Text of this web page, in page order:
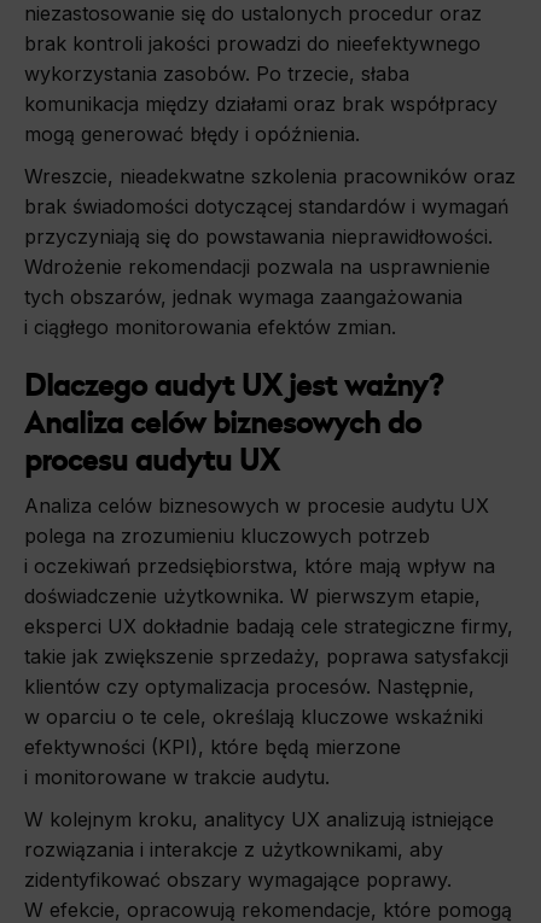
niezastosowanie się do ustalonych procedur oraz
brak kontroli jakości prowadzi do nieefektywnego
wykorzystania zasobów. Po trzecie, słaba
komunikacja między działami oraz brak współpracy
mogą generować błędy i opóźnienia.
Wreszcie, nieadekwatne szkolenia pracowników oraz
brak świadomości dotyczącej standardów i wymagań
przyczyniają się do powstawania nieprawidłowości.
Wdrożenie rekomendacji pozwala na usprawnienie
tych obszarów, jednak wymaga zaangażowania
i ciągłego monitorowania efektów zmian.
Dlaczego audyt UX jest ważny?
Analiza celów biznesowych do
procesu audytu UX
Analiza celów biznesowych w procesie audytu UX
polega na zrozumieniu kluczowych potrzeb
i oczekiwań przedsiębiorstwa, które mają wpływ na
doświadczenie użytkownika. W pierwszym etapie,
eksperci UX dokładnie badają cele strategiczne firmy,
takie jak zwiększenie sprzedaży, poprawa satysfakcji
klientów czy optymalizacja procesów. Następnie,
w oparciu o te cele, określają kluczowe wskaźniki
efektywności (KPI), które będą mierzone
i monitorowane w trakcie audytu.
W kolejnym kroku, analitycy UX analizują istniejące
rozwiązania i interakcje z użytkownikami, aby
zidentyfikować obszary wymagające poprawy.
W efekcie, opracowują rekomendacje, które pomogą